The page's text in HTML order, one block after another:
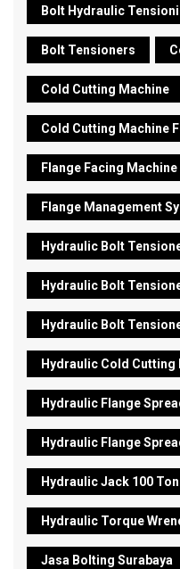
Bolt Hydraulic
Bolt Tensioners
Cold Cutting Machine
Cold Cutting Machine
Flange Facing Machine
Flange Management
Hydraulic Bolt
Hydraulic Bolt
Hydraulic Bolt
Hydraulic Cold Cutting
Hydraulic Flange
Hydraulic Flange
Hydraulic Jack 100 Ton
Hydraulic Torque
Jasa Bolting Surabaya